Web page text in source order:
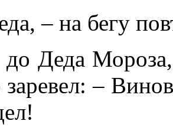
– на бегу
Деда Мороза,
–